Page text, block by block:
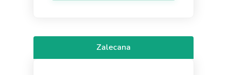
Summarize for a 2nd grader
Zalecana